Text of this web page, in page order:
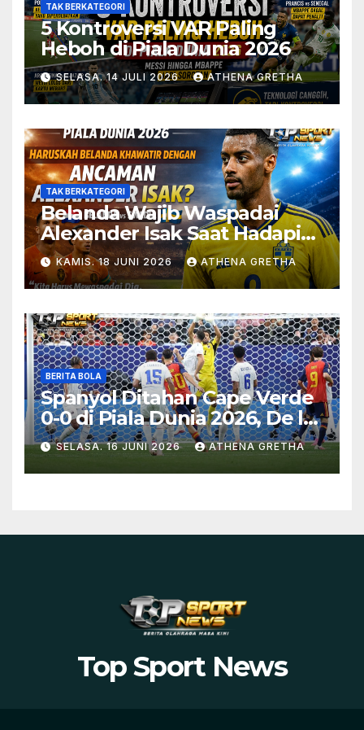
TAK BERKATEGORI
5 Kontroversi VAR Paling
Heboh di Piala Dunia 2026
SELASA. 14 JULI 2026 ATHENA GRETHA
TAK BERKATEGORI
Belanda Wajib Waspadai
Alexander Isak Saat Hadapi
Swedia
KAMIS. 18 JUNI 2026 ATHENA GRETHA
BERITA BOLA
Spanyol Ditahan Cape Verde
0-0 di Piala Dunia 2026, De la
Fuente Soroti Kurangnya
Ketajaman
SELASA. 16 JUNI 2026 ATHENA GRETHA
Top Sport News